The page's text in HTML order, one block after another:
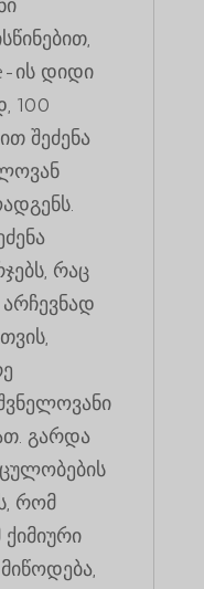
ის დიდი
100
შეძენა
რაც
გარდა
რომ
ქიმიური